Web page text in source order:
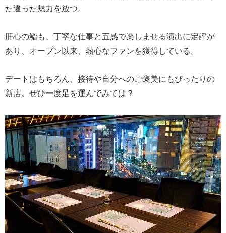
た違った魅力を放つ。
肝心の鮨も、丁寧な仕事と五感で楽しませる演出に定評が
あり、オープン以来、熱心なファンを獲得している。
デートはもちろん、接待や自分へのご褒美にもぴったりの
新店。ぜひ一度足を運んでみては？